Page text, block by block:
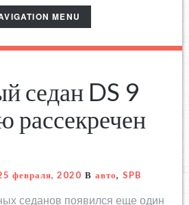
MENU
седан DS 9
рассекречен
февраля, 2020 В авто, SPB
седанов появился еще один